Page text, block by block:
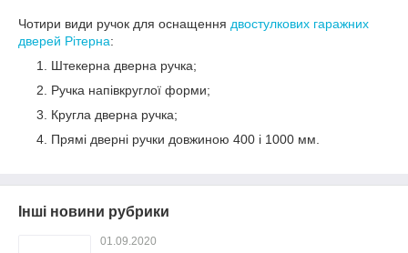
Чотири види ручок для оснащення двостулкових гаражних
дверей Рітерна:
Штекерна дверна ручка;
Ручка напівкруглої форми;
Кругла дверна ручка;
Прямі дверні ручки довжиною 400 і 1000 мм.
Інші новини рубрики
01.09.2020